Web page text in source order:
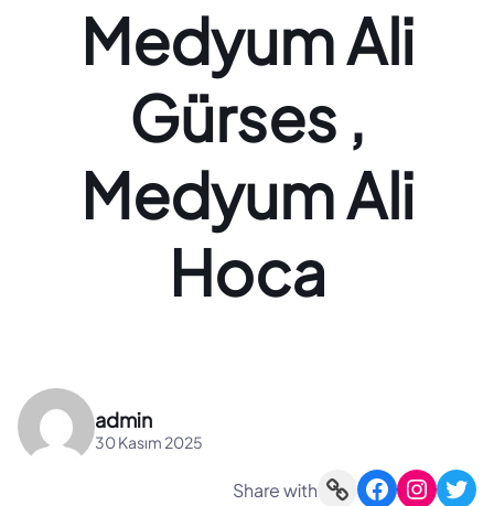
Medyum Ali
Gürses ,
Medyum Ali
Hoca
admin
30 Kasım 2025
Share with Link Facebook Instagram Twitter